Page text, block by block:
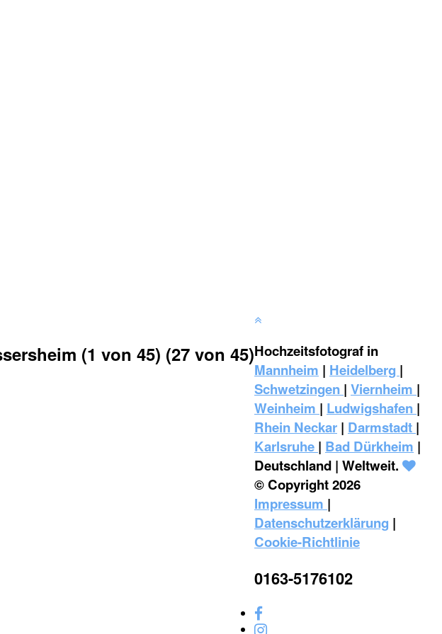
(1 von 45) (27 von 45)Hochzeitsfotograf in
Mannheim | Heidelberg |
Schwetzingen | Viernheim |
Weinheim | ‎Ludwigshafen |
Rhein Neckar | Darmstadt |
Karlsruhe | Bad Dürkheim |
Deutschland | Weltweit.
© Copyright 2026
Impressum |
Datenschutzerklärung |
Cookie-Richtlinie
0163-5176102